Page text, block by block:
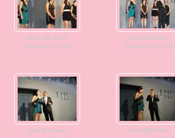
vista 286 veces
Noviembre 09, 2010
vista 258 veces
Noviembre 09, 2010
vista 461 veces
vista 288 veces